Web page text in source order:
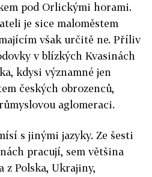
pod Orlickými horami.
je sice maloměstem
však určitě ne. Příliv
v blízkých Kvasinách
kdysi významné jen
českých obrozenců,
aglomeraci.
s jinými jazyky. Ze šesti
pracují, sem většina
z Polska, Ukrajiny,